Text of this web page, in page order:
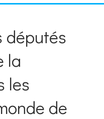
députés
la
les
de